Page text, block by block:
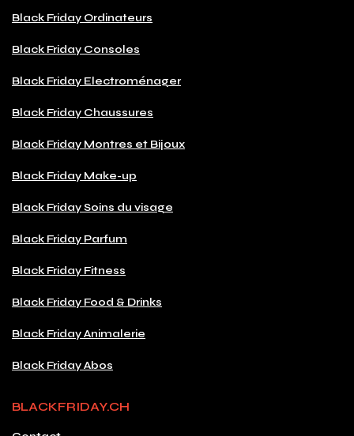
Black Friday Ordinateurs
Black Friday Consoles
Black Friday Electroménager
Black Friday Chaussures
Black Friday Montres et Bijoux
Black Friday Make-up
Black Friday Soins du visage
Black Friday Parfum
Black Friday Fitness
Black Friday Food & Drinks
Black Friday Animalerie
Black Friday Abos
BLACKFRIDAY.CH